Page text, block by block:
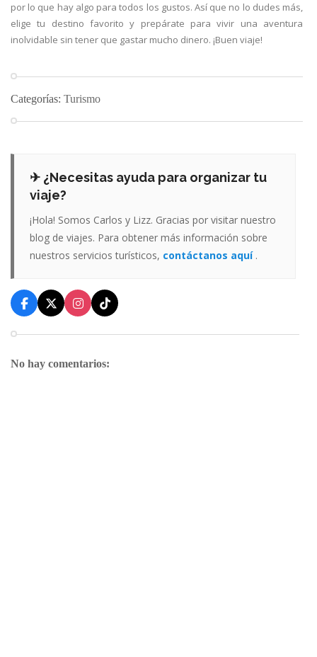
por lo que hay algo para todos los gustos. Así que no lo dudes más,
elige tu destino favorito y prepárate para vivir una aventura
inolvidable sin tener que gastar mucho dinero. ¡Buen viaje!
Categorías: Turismo
✈ ¿Necesitas ayuda para organizar tu
viaje?
¡Hola! Somos Carlos y Lizz. Gracias por visitar nuestro
blog de viajes. Para obtener más información sobre
nuestros servicios turísticos, contáctanos aquí .
No hay comentarios: